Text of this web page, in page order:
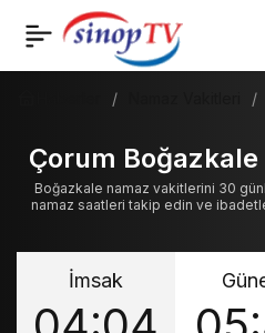
Çorum
Boğazkale namaz vakitlerini 30
namaz saatleri takip edin ve
İmsak